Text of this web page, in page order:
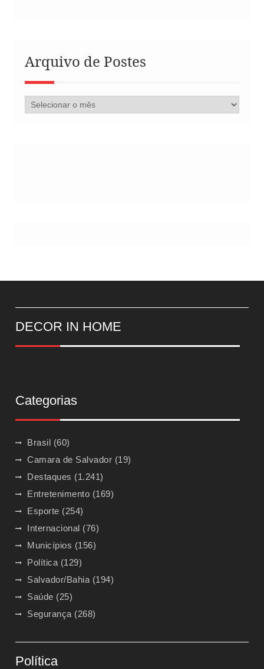
Arquivo de Postes
Arquivo
de
DECOR IN HOME
Categorias
Brasil (60)
Camara de Salvador (19)
Destaques (1.241)
Entretenimento (169)
Esporte (254)
Internacional (76)
Municípios (156)
Política (129)
Salvador/Bahia (194)
Saúde (25)
Segurança (268)
Política